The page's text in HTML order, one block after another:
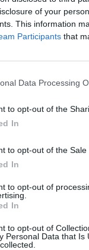
of your
This information
Participants that
Data Processing
to opt-out of the
In
to opt-out of the Sale
In
to opt-out of
In
to opt-out of
Personal Data that Is
egyetemi tanári
vezetőjét és
testület